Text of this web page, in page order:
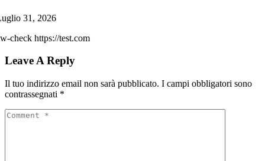
31, 2026
check https://test.com
Leave A Reply
Il tuo indirizzo email non sarà pubblicato. I campi obbligatori sono
contrassegnati *